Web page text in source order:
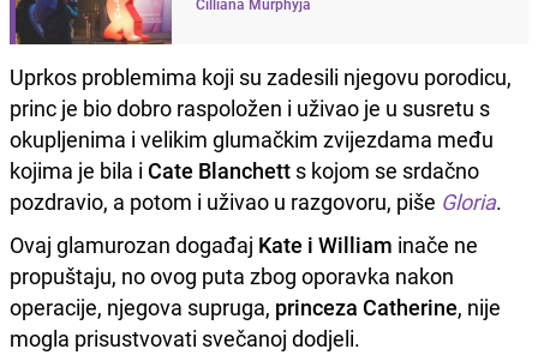
Uprkos problemima koji su zadesili njegovu porodicu,
princ je bio dobro raspoložen i uživao je u susretu s
okupljenima i velikim glumačkim zvijezdama među
kojima je bila i Cate Blanchett s kojom se srdačno
pozdravio, a potom i uživao u razgovoru, piše Gloria.
Ovaj glamurozan događaj Kate i William inače ne
propuštaju, no ovog puta zbog oporavka nakon
operacije, njegova supruga, princeza Catherine, nije
mogla prisustvovati svečanoj dodjeli.